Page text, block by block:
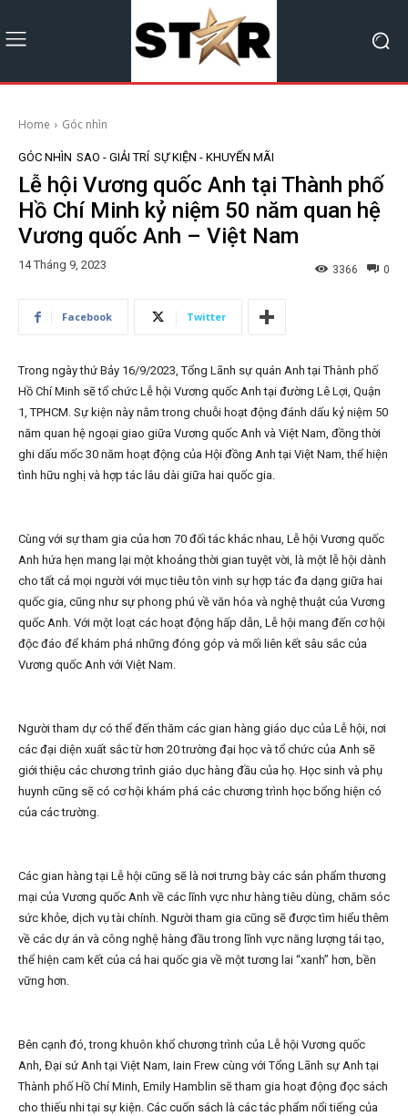
Home Góc nhìn
GÓC NHÌN SAO - GIẢI TRÍ SỰ KIỆN - KHUYẾN MÃI
Lễ hội Vương quốc Anh tại Thành phố
Hồ Chí Minh kỷ niệm 50 năm quan hệ
Vương quốc Anh – Việt Nam
14 Tháng 9, 2023 0
3366
Facebook Twitter
Trong ngày thứ Bảy 16/9/2023, Tổng Lãnh sự quán Anh tại Thành phố
Hồ Chí Minh sẽ tổ chức Lễ hội Vương quốc Anh tại đường Lê Lợi, Quận
1, TPHCM. Sự kiện này nằm trong chuỗi hoạt động đánh dấu kỷ niệm 50
năm quan hệ ngoại giao giữa Vương quốc Anh và Việt Nam, đồng thời
ghi dấu mốc 30 năm hoạt động của Hội đồng Anh tại Việt Nam, thể hiện
tình hữu nghị và hợp tác lâu dài giữa hai quốc gia.
Cùng với sự tham gia của hơn 70 đối tác khác nhau, Lễ hội Vương quốc
Anh hứa hẹn mang lại một khoảng thời gian tuyệt vời, là một lễ hội dành
cho tất cả mọi người với mục tiêu tôn vinh sự hợp tác đa dạng giữa hai
quốc gia, cũng như sự phong phú về văn hóa và nghệ thuật của Vương
quốc Anh. Với một loạt các hoạt động hấp dẫn, Lễ hội mang đến cơ hội
độc đáo để khám phá những đóng góp và mối liên kết sâu sắc của
Vương quốc Anh với Việt Nam.
Người tham dự có thể đến thăm các gian hàng giáo dục của Lễ hội, nơi
các đại diện xuất sắc từ hơn 20 trường đại học và tổ chức của Anh sẽ
giới thiệu các chương trình giáo dục hàng đầu của họ. Học sinh và phụ
huynh cũng sẽ có cơ hội khám phá các chương trình học bổng hiện có
của các trường.
Các gian hàng tại Lễ hội cũng sẽ là nơi trưng bày các sản phẩm thương
mại của Vương quốc Anh về các lĩnh vực như hàng tiêu dùng, chăm sóc
sức khỏe, dịch vụ tài chính. Người tham gia cũng sẽ được tìm hiểu thêm
về các dự án và công nghệ hàng đầu trong lĩnh vực năng lượng tái tạo,
thể hiện cam kết của cả hai quốc gia về một tương lai “xanh” hơn, bền
vững hơn.
Bên cạnh đó, trong khuôn khổ chương trình của Lễ hội Vương quốc
Anh, Đại sứ Anh tại Việt Nam, Iain Frew cùng với Tổng Lãnh sự Anh tại
Thành phố Hồ Chí Minh, Emily Hamblin sẽ tham gia hoạt động đọc sách
cho thiếu nhi tại sự kiện. Các cuốn sách là các tác phẩm nổi tiếng của